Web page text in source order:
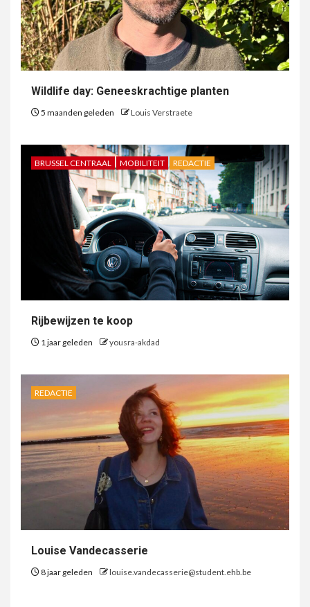
Wildlife day: Geneeskrachtige planten
5 maanden geleden Louis Verstraete
BRUSSEL CENTRAAL MOBILITEIT REDACTIE
Rijbewijzen te koop
1 jaar geleden yousra-akdad
REDACTIE
Louise Vandecasserie
8 jaar geleden louise.vandecasserie@student.ehb.be